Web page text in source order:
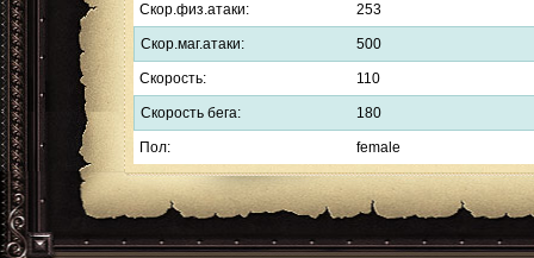
Скор.физ.атаки: 253
Скор.маг.атаки: 500
Скорость: 110
Скорость бега: 180
Пол: female